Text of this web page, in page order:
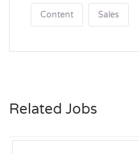
Content Sales
Related Jobs